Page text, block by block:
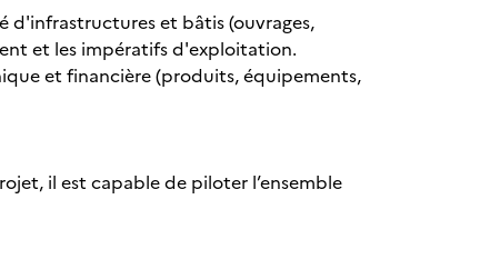
d'infrastructures et bâtis (ouvrages,
et les impératifs d'exploitation.
et financière (produits, équipements,
il est capable de piloter l’ensemble